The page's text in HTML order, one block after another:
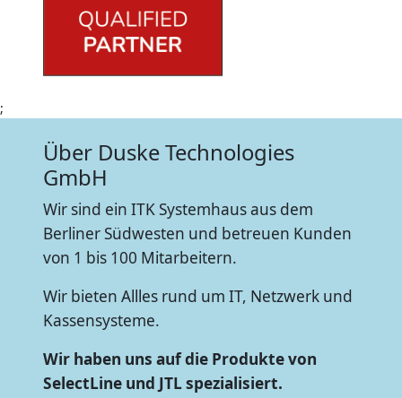
;
Über Duske Technologies
GmbH
Wir sind ein ITK Systemhaus aus dem
Berliner Südwesten und betreuen Kunden
von 1 bis 100 Mitarbeitern.
Wir bieten Allles rund um IT, Netzwerk und
Kassensysteme.
Wir haben uns auf die Produkte von
SelectLine und JTL spezialisiert.